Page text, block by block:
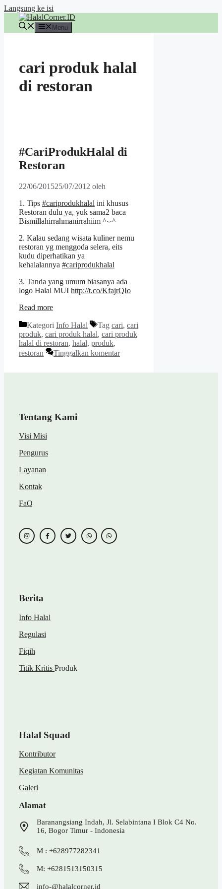
Langsung ke isi
Menu
cari produk halal
di restoran
#CariProdukHalal di
Restoran
22/06/201525/07/2012 oleh
1. Tips #cariprodukhalal ini khusus
Restoran dulu ya, yuk sama2 baca
Bismillahirrahmanirrahiim ^⌣^
2. Kalau sedang wisata kuliner nemu
restoran yg menggoda selera, eits
kudu diperhatikan ya
kehalalannya #cariprodukhalal
3. Tanda yang umum biasanya ada
logo Halal MUI http://t.co/KfajrQIo
Read more
Kategori Info Halal Tag cari, cari
produk, cari produk halal, cari produk
halal di restoran, halal, produk,
restoran
Tinggalkan komentar
Tentang Kami
Visi Misi
Pengurus
Layanan
Kontak
FaQ
Berita
Info Halal
Regulasi
Fiqih
Titik Kritis Produk
Halal Squad
Kontributor
Kegiatan Komunitas
Galeri
Alamat
Baranangsiang Indah, Jl. Selabintana I Blok C4 No.
16, Bogor Timur - Indonesia
M : +628977282341
M: +6281513150315
info-@halalcorner.id